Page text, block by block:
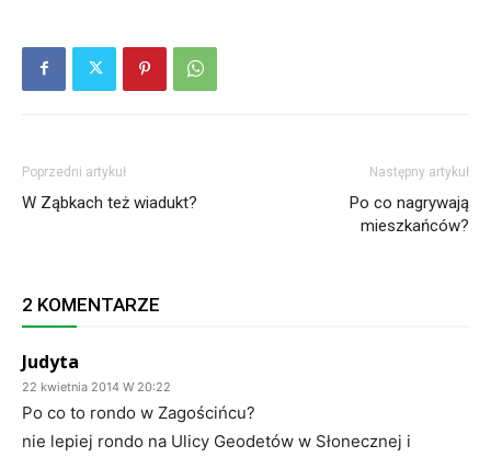
Poprzedni artykuł
W Ząbkach też wiadukt?
Następny artykuł
Po co nagrywają
mieszkańców?
2 KOMENTARZE
Judyta
22 kwietnia 2014 W 20:22
Po co to rondo w Zagościńcu?
nie lepiej rondo na Ulicy Geodetów w Słonecznej i